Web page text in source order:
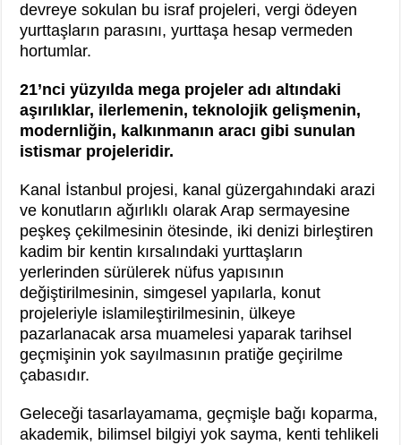
devreye sokulan bu israf projeleri, vergi ödeyen
yurttaşların parasını, yurttaşa hesap vermeden
hortumlar.
21’nci yüzyılda mega projeler adı altındaki
aşırılıklar, ilerlemenin, teknolojik gelişmenin,
modernliğin, kalkınmanın aracı gibi sunulan
istismar projeleridir.
Kanal İstanbul projesi, kanal güzergahındaki arazi
ve konutların ağırlıklı olarak Arap sermayesine
peşkeş çekilmesinin ötesinde, iki denizi birleştiren
kadim bir kentin kırsalındaki yurttaşların
yerlerinden sürülerek nüfus yapısının
değiştirilmesinin, simgesel yapılarla, konut
projeleriyle islamileştirilmesinin, ülkeye
pazarlanacak arsa muamelesi yaparak tarihsel
geçmişinin yok sayılmasının pratiğe geçirilme
çabasıdır.
Geleceği tasarlayamama, geçmişle bağı koparma,
akademik, bilimsel bilgiyi yok sayma, kenti tehlikeli